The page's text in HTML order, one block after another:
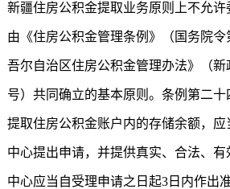
新疆住房公积金提取业务原则上不允
由《住房公积金管理条例》（国务院令
吾尔自治区住房公积金管理办法》（新
号）共同确立的基本原则。条例第二十
提取住房公积金账户内的存储余额，
中心提出申请，并提供真实、合法、
中心应当自受理申请之日起3日内作出